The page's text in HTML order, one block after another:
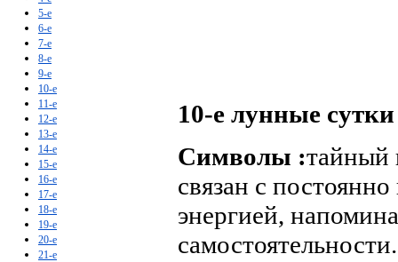
10-е лунные сутки
Символы :тайный
связан с
энергией,
самостоятельности.
5-е
6-е
7-е
8-е
9-е
10-е
11-е
12-е
13-е
14-е
15-е
16-е
17-е
18-е
19-е
20-е
21-е